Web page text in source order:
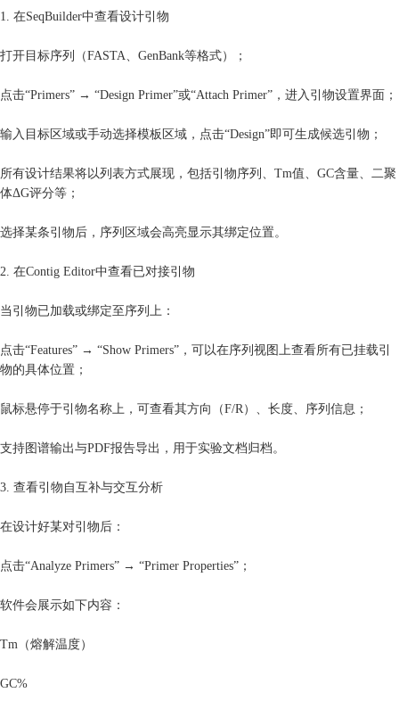
1. 在SeqBuilder中查看设计引物
打开目标序列（FASTA、GenBank等格式）；
点击“Primers” → “Design Primer”或“Attach Primer”，进入引物设置界面；
输入目标区域或手动选择模板区域，点击“Design”即可生成候选引物；
所有设计结果将以列表方式展现，包括引物序列、Tm值、GC含量、二聚
体ΔG评分等；
选择某条引物后，序列区域会高亮显示其绑定位置。
2. 在Contig Editor中查看已对接引物
当引物已加载或绑定至序列上：
点击“Features” → “Show Primers”，可以在序列视图上查看所有已挂载引
物的具体位置；
鼠标悬停于引物名称上，可查看其方向（F/R）、长度、序列信息；
支持图谱输出与PDF报告导出，用于实验文档归档。
3. 查看引物自互补与交互分析
在设计好某对引物后：
点击“Analyze Primers” → “Primer Properties”；
软件会展示如下内容：
Tm（熔解温度）
GC%